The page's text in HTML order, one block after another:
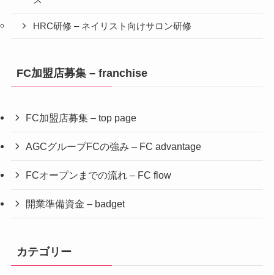
HRC研修 – ネイリスト向けサロン研修
FC加盟店募集 – franchise
FC加盟店募集 – top page
AGCグループFCの強み – FC advantage
FCオープンまでの流れ – FC flow
開業準備資金 – badget
カテゴリー